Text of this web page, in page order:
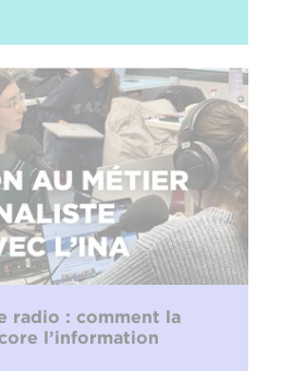
radio : comment la
l’information